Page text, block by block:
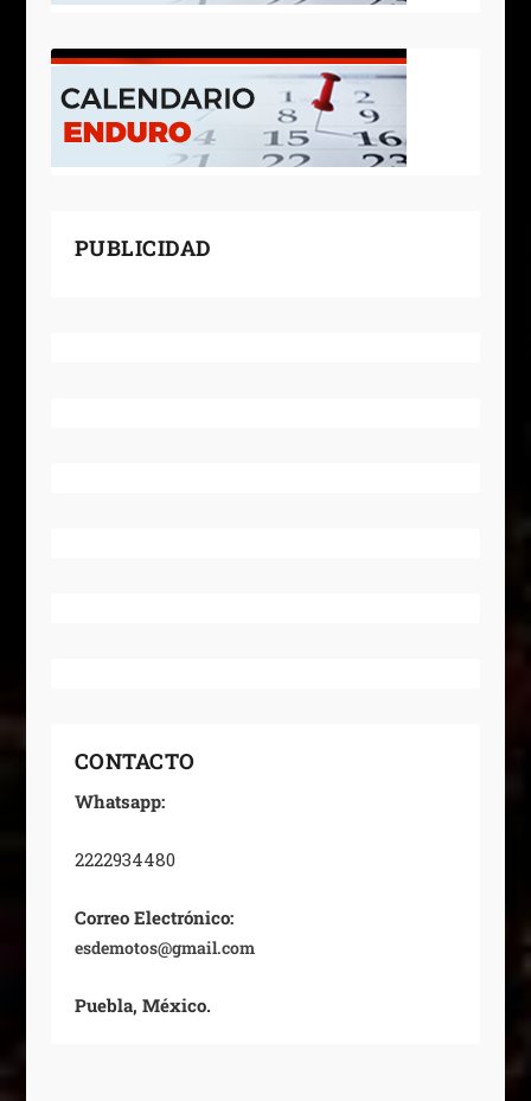
PUBLICIDAD
CONTACTO
Whatsapp:
2222934480
Correo Electrónico:
esdemotos@gmail.com
Puebla, México.